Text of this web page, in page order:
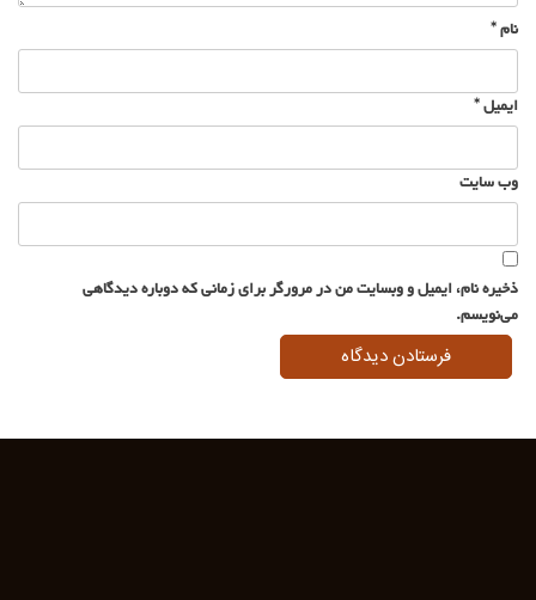
نام*
ایمیل*
وب‌ سایت
ذخیره نام، ایمیل و وبسایت من در مرورگر برای زمانی که دوباره دیدگاهی
می‌نویسم.